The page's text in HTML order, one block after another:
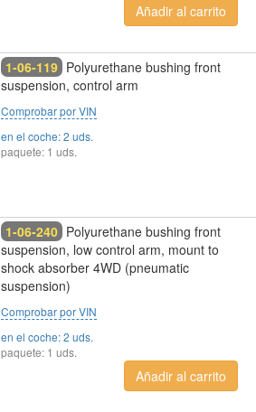
Añadir al carrito
1-06-119 Polyurethane bushing front
suspension, control arm
Comprobar por VIN
en el coche: 2 uds.
paquete: 1 uds.
1-06-240 Polyurethane bushing front
suspension, low control arm, mount to
shock absorber 4WD (pneumatic
suspension)
Comprobar por VIN
en el coche: 2 uds.
paquete: 1 uds.
Añadir al carrito